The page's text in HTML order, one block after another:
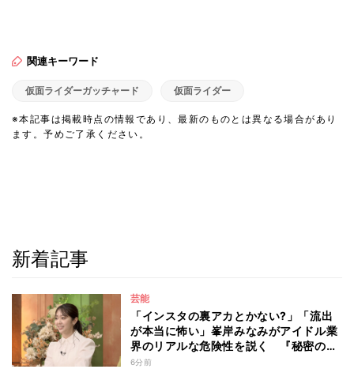
関連キーワード
仮面ライダーガッチャード 仮面ライダー
※本記事は掲載時点の情報であり、最新のものとは異なる場合があり
ます。予めご了承ください。
新着記事
芸能
「インスタの裏アカとかない?」「流出
が本当に怖い」峯岸みなみがアイドル業
界のリアルな危険性を説く 『秘密のマ
マ園』特別編
6分前